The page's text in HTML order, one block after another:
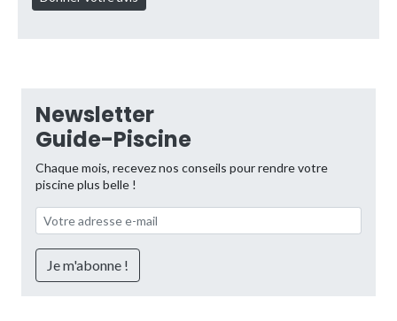
Newsletter
Guide-Piscine
Chaque mois, recevez nos conseils pour rendre votre
piscine plus belle !